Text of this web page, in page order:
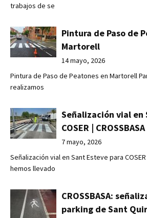
trabajos de se
Pintura de Paso de
Martorell
14 mayo, 2026
Pintura de Paso de Peatones en Martorell
realizamos
Señalización vial en
COSER |
7 mayo, 2026
Señalización vial en Sant Esteve para COSER
hemos llevado
CROSSBASA:
parking de Sant